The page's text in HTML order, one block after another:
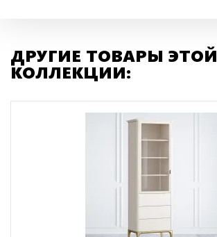
ДРУГИЕ ТОВАРЫ ЭТОЙ
КОЛЛЕКЦИИ: